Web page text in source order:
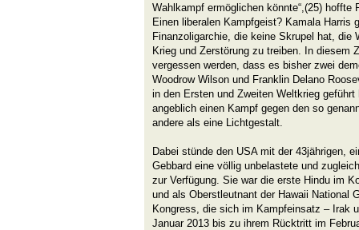
Wahlkampf ermöglichen könnte“,(25)
Einen liberalen Kampfgeist? Kamala Harris
Finanzoligarchie, die keine Skrupel hat, die
Krieg und Zerstörung zu treiben. In diesem
vergessen werden, dass es bisher zwei
Woodrow Wilson und Franklin Delano
in den Ersten und Zweiten Weltkrieg
angeblich einen Kampf gegen den so
andere als eine Lichtgestalt.
Dabei stünde den USA mit der 43jährigen,
Gebbard eine völlig unbelastete und
zur Verfügung. Sie war die erste Hindu im
und als Oberstleutnant der Hawaii National
Kongress, die sich im Kampfeinsatz – Irak
Januar 2013 bis zu ihrem Rücktritt im